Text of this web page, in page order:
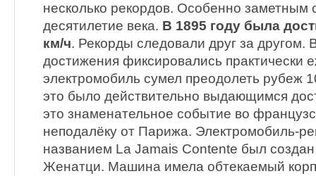
несколько рекордов. Особенно заметным
десятилетие века. В 1895 году была
км/ч. Рекорды следовали друг за другом.
достижения фиксировались практически
электромобиль сумел преодолеть рубеж
это было действительно выдающимся
это знаменательное событие во
неподалёку от Парижа. Электромобиль-
названием La Jamais Contente был
Женатци. Машина имела обтекаемый